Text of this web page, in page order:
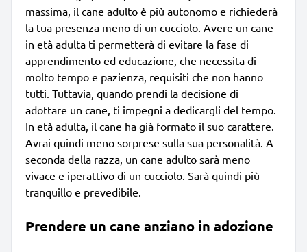
massima, il cane adulto è più autonomo e richiederà
la tua presenza meno di un cucciolo. Avere un cane
in età adulta ti permetterà di evitare la fase di
apprendimento ed educazione, che necessita di
molto tempo e pazienza, requisiti che non hanno
tutti. Tuttavia, quando prendi la decisione di
adottare un cane, ti impegni a dedicargli del tempo.
In età adulta, il cane ha già formato il suo carattere.
Avrai quindi meno sorprese sulla sua personalità. A
seconda della razza, un cane adulto sarà meno
vivace e iperattivo di un cucciolo. Sarà quindi più
tranquillo e prevedibile.
Prendere un cane anziano in adozione